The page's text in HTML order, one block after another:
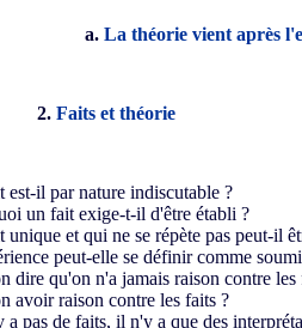
a. La théorie vient après
2. Faits et théorie
est-il par nature indiscutable ?
un fait exige-t-il d'être établi ?
unique et qui ne se répète pas peut-il
peut-elle se définir comme
dire qu'on n'a jamais raison contre les
avoir raison contre les faits ?
a pas de faits, il n'y a que des